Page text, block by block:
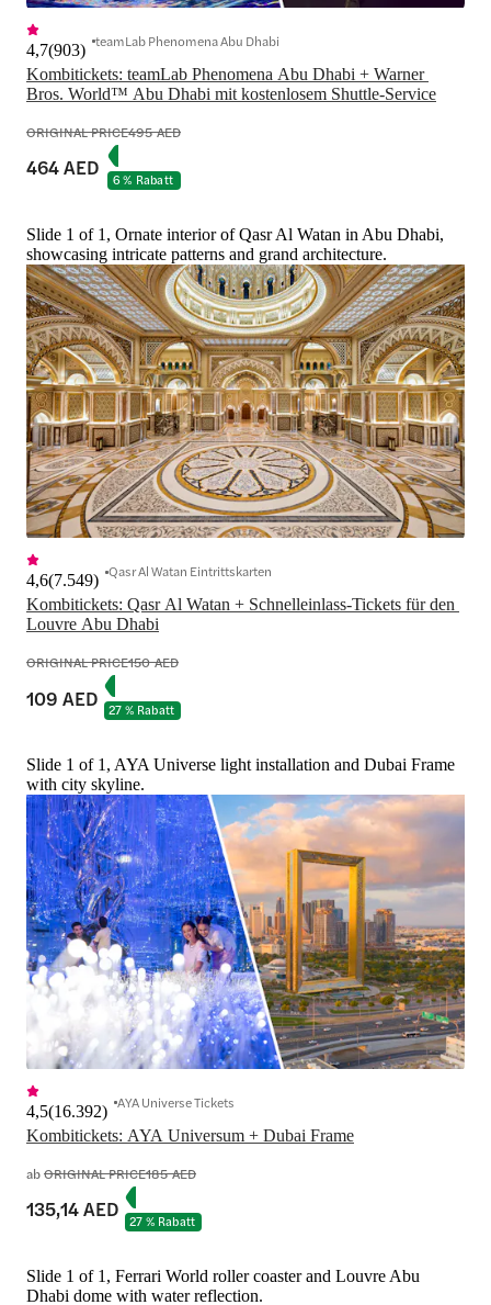
Kombitickets: teamLab Phenomena Abu Dhabi + Warner
Bros. World™ Abu Dhabi mit kostenlosem Shuttle-Service
4,7(903) teamLab Phenomena Abu Dhabi
ORIGINAL PRICE495 AED
464 AED 6 % Rabatt
Slide 1 of 1, Ornate interior of Qasr Al Watan in Abu Dhabi,
showcasing intricate patterns and grand architecture.
Kombitickets: Qasr Al Watan + Schnelleinlass-Tickets für den
Louvre Abu Dhabi
4,6(7.549) Qasr Al Watan Eintrittskarten
ORIGINAL PRICE150 AED
109 AED 27 % Rabatt
Slide 1 of 1, AYA Universe light installation and Dubai Frame
with city skyline.
Kombitickets: AYA Universum + Dubai Frame
4,5(16.392) AYA Universe Tickets
abORIGINAL PRICE185 AED
135,14 AED 27 % Rabatt
Slide 1 of 1, Ferrari World roller coaster and Louvre Abu
Dhabi dome with water reflection.